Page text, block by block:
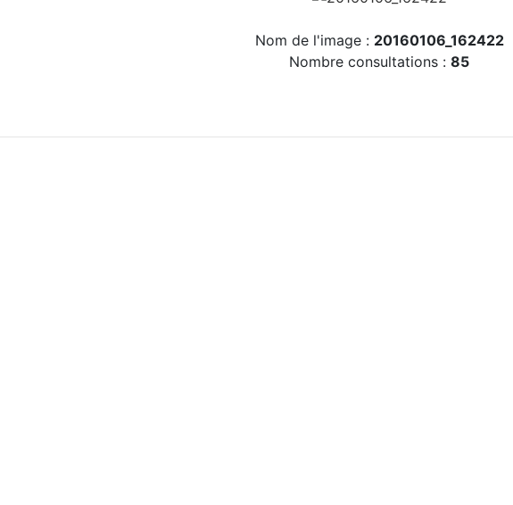
Nom de l'image : 20160106_162422
Nombre consultations : 85